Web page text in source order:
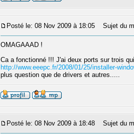
Posté le: 08 Nov 2009 à 18:05 Sujet du
OMAGAAAD !
Ca a fonctionné !!! J'ai deux ports sur trois
http://www.eeepc.fr/2008/01/25/installer-
plus question que de drivers et autres.....
Posté le: 08 Nov 2009 à 18:48 Sujet du